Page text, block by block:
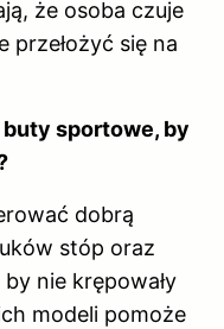
że osoba czuje
przełożyć się na
buty sportowe, by
dobrą
stóp oraz
nie krępowały
modeli pomoże